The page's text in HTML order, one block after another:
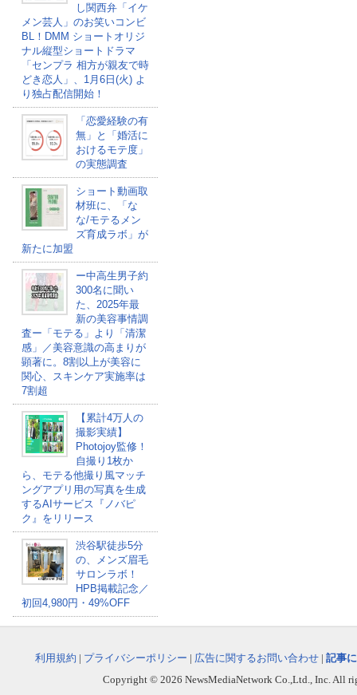
し関西弁「イケ
メン芸人」のお笑いコンビ
BL！DMM ショートオリジ
ナル縦型ショートドラマ
「センプラ 相方が親友で時
どき恋人」、1月6日(火) よ
り独占配信開始！
「恋愛経験の有
無」と「婚活に
おけるモテ度」
の実態調査
ショート動画取
材班に、「な
な/モテるメン
ズ育成ラボ」が
新たに加盟
ー中高生男子約
300名に聞い
た、2025年最
新の美容事情調
査ー「モテる」より「清潔
感」／美容意識の高まりが
顕著に。8割以上が美容に
関心、スキンケア実施率は
7割超
【累計4万人の
撮影実績】
Photojoy監修！
自撮り1枚か
ら、モテる他撮り風マッチ
ングアプリ用の写真を生成
するAIサービス『ノバピ
ク』をリリース
渋谷駅徒歩5分
の、メンズ眉毛
サロンラボ！
HPB掲載記念／
初回4,980円・49%OFF
利用規約 | プライバシーポリシー | 広告に関するお問い合わせ | 記事
Copyright © 2026 NewsMediaNetwork Co.,Ltd., Inc. All